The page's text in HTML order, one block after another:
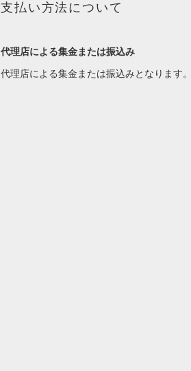
支払い方法について
代理店による集金または振込み
代理店による集金または振込みとなります。